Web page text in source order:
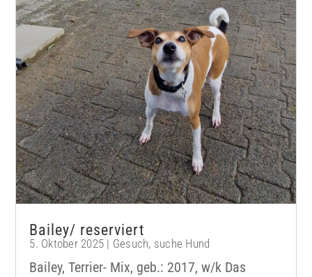
Bailey/ reserviert
5. Oktober 2025 | Gesuch, suche Hund
Bailey, Terrier- Mix, geb.: 2017, w/k Das